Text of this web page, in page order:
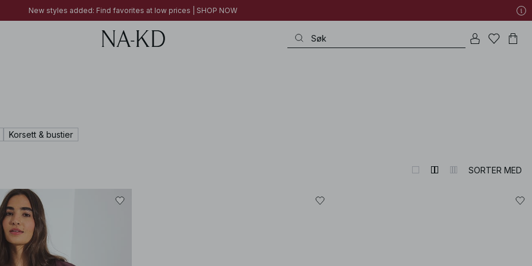
FINAL SALE | SHOP NOW
FINAL SALE | SHOP NOW
New styles added: Find favorites at low prices | SHOP NOW
Korsett & bustier
SORTER MED